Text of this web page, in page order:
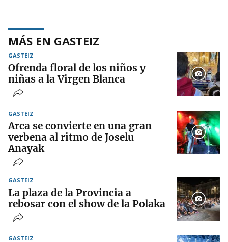
MÁS EN GASTEIZ
GASTEIZ
Ofrenda floral de los niños y
niñas a la Virgen Blanca
GASTEIZ
Arca se convierte en una gran
verbena al ritmo de Joselu
Anayak
GASTEIZ
La plaza de la Provincia a
rebosar con el show de la Polaka
GASTEIZ